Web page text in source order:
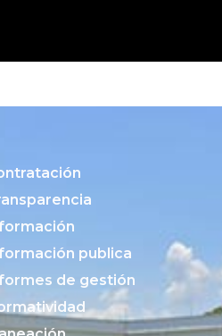
publica
de gestión